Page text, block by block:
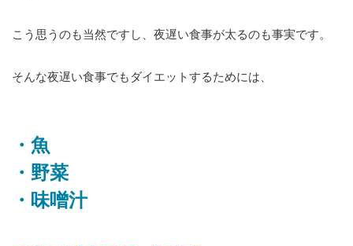
こう思うのも当然ですし、夜遅い食事が太るのも事実です。
そんな夜遅い食事でもダイエットするためには、
・魚
・野菜
・味噌汁